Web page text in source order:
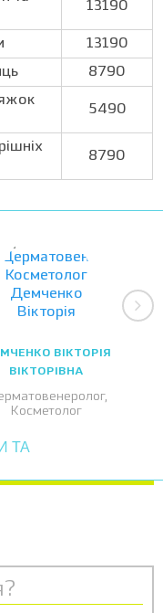
13190
13190
8790
5490
8790
ВІКТОРІЯ
ВІКТОРІВНА
Косметолог
ТА